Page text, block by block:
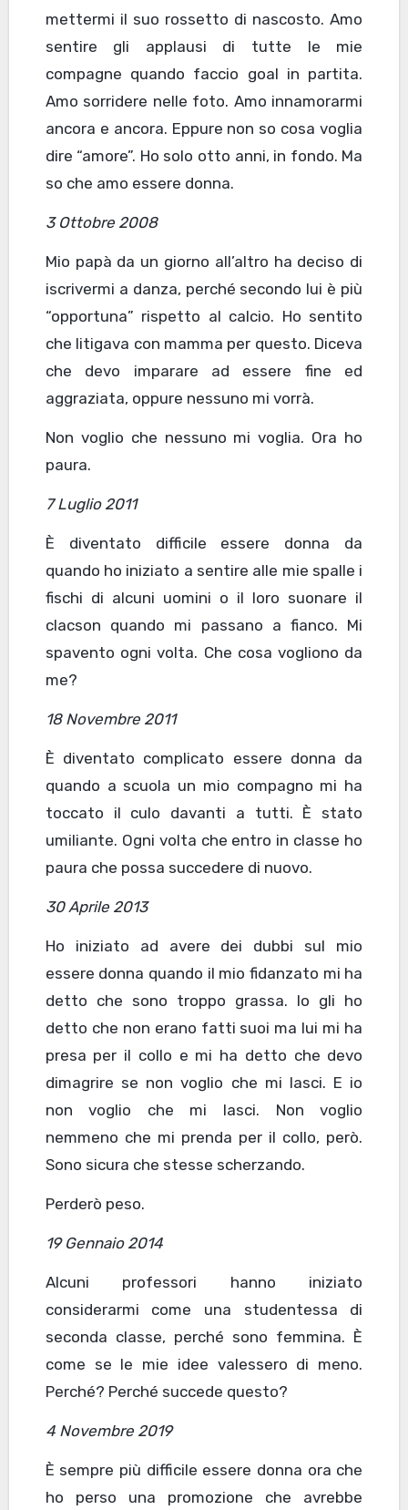
mettermi il suo rossetto di nascosto. Amo
sentire gli applausi di tutte le mie
compagne quando faccio goal in partita.
Amo sorridere nelle foto. Amo innamorarmi
ancora e ancora. Eppure non so cosa voglia
dire “amore”. Ho solo otto anni, in fondo. Ma
so che amo essere donna.
3 Ottobre 2008
Mio papà da un giorno all’altro ha deciso di
iscrivermi a danza, perché secondo lui è più
“opportuna” rispetto al calcio. Ho sentito
che litigava con mamma per questo. Diceva
che devo imparare ad essere fine ed
aggraziata, oppure nessuno mi vorrà.
Non voglio che nessuno mi voglia. Ora ho
paura.
7 Luglio 2011
È diventato difficile essere donna da
quando ho iniziato a sentire alle mie spalle i
fischi di alcuni uomini o il loro suonare il
clacson quando mi passano a fianco. Mi
spavento ogni volta. Che cosa vogliono da
me?
18 Novembre 2011
È diventato complicato essere donna da
quando a scuola un mio compagno mi ha
toccato il culo davanti a tutti. È stato
umiliante. Ogni volta che entro in classe ho
paura che possa succedere di nuovo.
30 Aprile 2013
Ho iniziato ad avere dei dubbi sul mio
essere donna quando il mio fidanzato mi ha
detto che sono troppo grassa. Io gli ho
detto che non erano fatti suoi ma lui mi ha
presa per il collo e mi ha detto che devo
dimagrire se non voglio che mi lasci. E io
non voglio che mi lasci. Non voglio
nemmeno che mi prenda per il collo, però.
Sono sicura che stesse scherzando.
Perderò peso.
19 Gennaio 2014
Alcuni professori hanno iniziato
considerarmi come una studentessa di
seconda classe, perché sono femmina. È
come se le mie idee valessero di meno.
Perché? Perché succede questo?
4 Novembre 2019
È sempre più difficile essere donna ora che
ho perso una promozione che avrebbe